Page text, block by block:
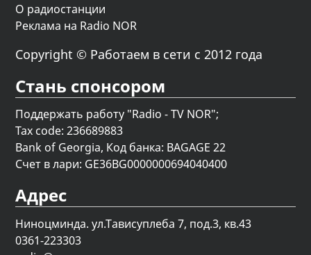
О радиостанции
Реклама на Radio NOR
Copyright © Работаем в сети с 2012 года
Стань спонсором
Поддержать работу "Radio - TV NOR";
Tax code: 236689883
Bank of Georgia, Код банка: BAGAGE 22
Счет в лари: GE36BG0000000694040400
Адрес
Ниноцминда. ул.Тависуплеба 7, под.3, кв.43
0361-223303